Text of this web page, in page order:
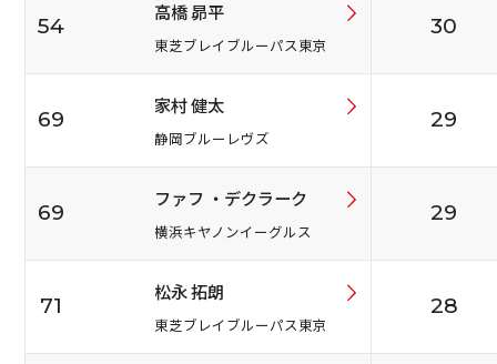
54
高橋 昴平
東芝ブレイブルーパス東京
30
69
家村 健太
静岡ブルーレヴズ
29
69
ファフ ・デクラーク
横浜キヤノンイーグルス
29
71
松永 拓朗
東芝ブレイブルーパス東京
28